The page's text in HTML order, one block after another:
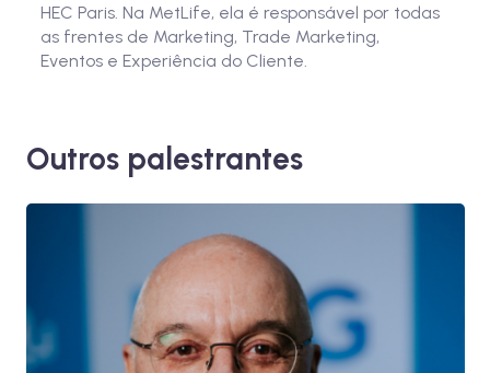
HEC Paris. Na MetLife, ela é responsável por todas
as frentes de Marketing, Trade Marketing,
Eventos e Experiência do Cliente.
Outros palestrantes